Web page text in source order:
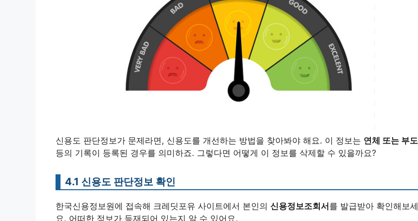
신용도 판단정보가 문제라면, 신용도를 개선하는 방법을 찾아봐야 해요. 이 정보는 연체 또는 부도
등의 기록이 등록된 경우를 의미하죠. 그렇다면 어떻게 이 정보를 삭제할 수 있을까요?
4.1 신용도 판단정보 확인
한국신용정보원에 접속해 크레딧포유 사이트에서 본인의 신용정보조회서를 발급받아 확인해보세
요. 어떠한 정보가 등재되어 있는지 알 수 있어요.